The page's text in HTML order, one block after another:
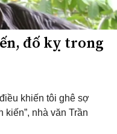
đố kỵ trong
khiến tôi ghê sợ
kiến”, nhà văn Trần